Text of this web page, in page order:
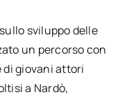
sviluppo delle
un percorso con
giovani attori
a Nardò,